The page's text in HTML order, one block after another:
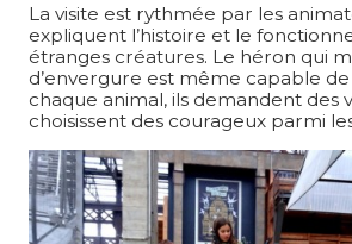
La visite est rythmée par les
expliquent l’histoire et le
étranges créatures. Le héron qui
d’envergure est même capable
chaque animal, ils demandent des
choisissent des courageux parmi